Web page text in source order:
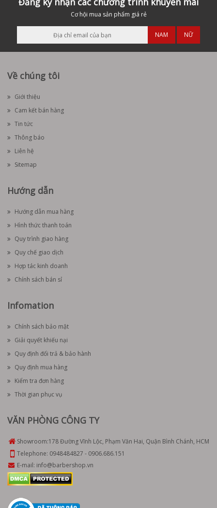
Cơ hội mua sản phẩm giá rẻ
NAM NỮ
Về chúng tôi
Giới thiệu
Cam kết bán hàng
Tin tức
Thông báo
Liên hệ
Sitemap
Hướng dẫn
Hướng dẫn mua hàng
Hình thức thanh toán
Quy trình giao hàng
Quy chế giao dịch
Hợp tác kinh doanh
Chính sách bán sỉ
Infomation
Chính sách bảo mật
Giải quyết khiếu nại
Quy định đổi trả & bảo hành
Quy định mua hàng
Kiểm tra đơn hàng
Thời gian phục vụ
VĂN PHÒNG CÔNG TY
Showroom:178 Đường Vĩnh Lộc, Phạm Văn Hai, Quận Bình Chánh, HCM
Telephone: 0948484827 - 0906.686.151
E-mail: info@barbershop.vn